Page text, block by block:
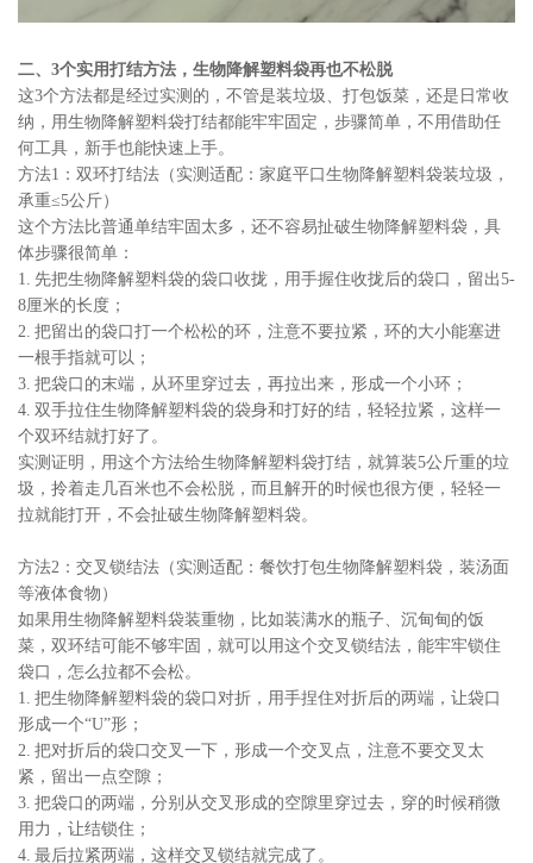
二、3个实用打结方法，生物降解塑料袋再也不松脱
这3个方法都是经过实测的，不管是装垃圾、打包饭菜，还是日常收
纳，用生物降解塑料袋打结都能牢牢固定，步骤简单，不用借助任
何工具，新手也能快速上手。
方法1：双环打结法（实测适配：家庭平口生物降解塑料袋装垃圾，
承重≤5公斤）
这个方法比普通单结牢固太多，还不容易扯破生物降解塑料袋，具
体步骤很简单：
1. 先把生物降解塑料袋的袋口收拢，用手握住收拢后的袋口，留出5-
8厘米的长度；
2. 把留出的袋口打一个松松的环，注意不要拉紧，环的大小能塞进
一根手指就可以；
3. 把袋口的末端，从环里穿过去，再拉出来，形成一个小环；
4. 双手拉住生物降解塑料袋的袋身和打好的结，轻轻拉紧，这样一
个双环结就打好了。
实测证明，用这个方法给生物降解塑料袋打结，就算装5公斤重的垃
圾，拎着走几百米也不会松脱，而且解开的时候也很方便，轻轻一
拉就能打开，不会扯破生物降解塑料袋。
方法2：交叉锁结法（实测适配：餐饮打包生物降解塑料袋，装汤面
等液体食物）
如果用生物降解塑料袋装重物，比如装满水的瓶子、沉甸甸的饭
菜，双环结可能不够牢固，就可以用这个交叉锁结法，能牢牢锁住
袋口，怎么拉都不会松。
1. 把生物降解塑料袋的袋口对折，用手捏住对折后的两端，让袋口
形成一个“U”形；
2. 把对折后的袋口交叉一下，形成一个交叉点，注意不要交叉太
紧，留出一点空隙；
3. 把袋口的两端，分别从交叉形成的空隙里穿过去，穿的时候稍微
用力，让结锁住；
4. 最后拉紧两端，这样交叉锁结就完成了。